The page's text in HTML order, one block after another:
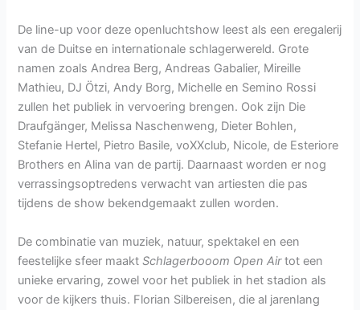
De line-up voor deze openluchtshow leest als een eregalerij
van de Duitse en internationale schlagerwereld. Grote
namen zoals Andrea Berg, Andreas Gabalier, Mireille
Mathieu, DJ Ötzi, Andy Borg, Michelle en Semino Rossi
zullen het publiek in vervoering brengen. Ook zijn Die
Draufgänger, Melissa Naschenweng, Dieter Bohlen,
Stefanie Hertel, Pietro Basile, voXXclub, Nicole, de Esteriore
Brothers en Alina van de partij. Daarnaast worden er nog
verrassingsoptredens verwacht van artiesten die pas
tijdens de show bekendgemaakt zullen worden.
De combinatie van muziek, natuur, spektakel en een
feestelijke sfeer maaktSchlagerbooom Open Airtot een
unieke ervaring, zowel voor het publiek in het stadion als
voor de kijkers thuis. Florian Silbereisen, die al jarenlang